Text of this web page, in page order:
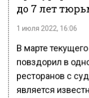
до 7 лет
1 июля 2022, 16:06
В марте
повздорил в
ресторанов с
является